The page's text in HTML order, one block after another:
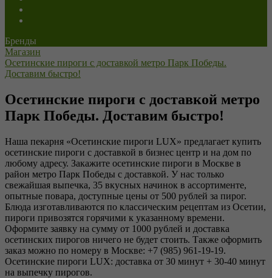
Бренды
Магазин
Осетинские пироги с доставкой метро Парк Победы.
Доставим быстро!
Осетинские пироги с доставкой метро
Парк Победы. Доставим быстро!
Наша пекарня «Осетинские пироги LUX» предлагает купить
осетинские пироги с доставкой в бизнес центр и на дом по
любому адресу. Закажите осетинские пироги в Москве в
район метро Парк Победы с доставкой. У нас только
свежайшая выпечка, 35 вкусных начинок в ассортименте,
опытные повара, доступные цены от 500 рублей за пирог.
Блюда изготавливаются по классическим рецептам из Осетии,
пироги привозятся горячими к указанному времени.
Оформите заявку на сумму от 1000 рублей и доставка
осетинских пирогов ничего не будет стоить. Также оформить
заказ можно по номеру в Москве: +7 (985) 961-19-19.
Осетинские пироги LUX: доставка от 30 минут + 30-40 минут
на выпечку пирогов.